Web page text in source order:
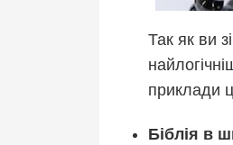
Так як ви
приклади
Біблія в